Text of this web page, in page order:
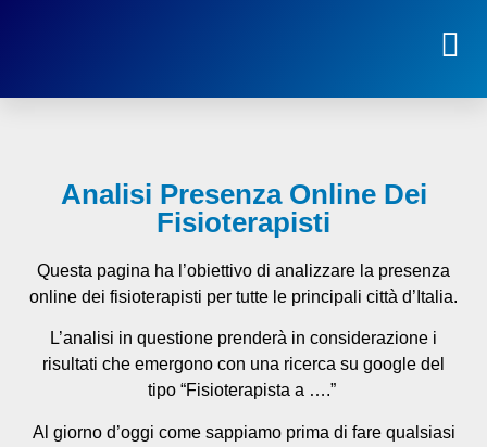
Analisi Presenza Online Dei
Fisioterapisti
Questa pagina ha l’obiettivo di analizzare la presenza
online dei fisioterapisti per tutte le principali città d’Italia.
L’analisi in questione prenderà in considerazione i
risultati che emergono con una ricerca su google del
tipo “Fisioterapista a ….”
Al giorno d’oggi come sappiamo prima di fare qualsiasi